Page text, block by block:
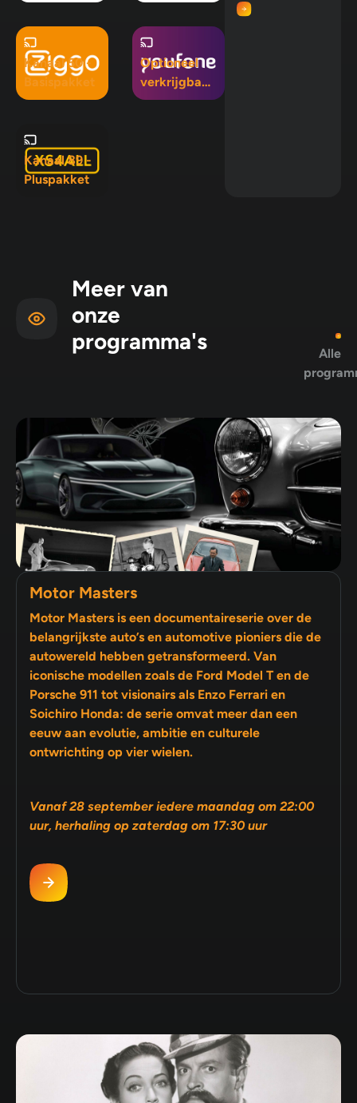
Maximaal
pakket
Kanaal 50 -
Basispakket
Optioneel
verkrijgbaar
in Mix 5, Mix
Kanaal 89 -
Pluspakket
Meer van
onze
programma's
Alle
Motor Masters
Motor Masters is een documentaireserie over de
belangrijkste auto’s en automotive pioniers die de
autowereld hebben getransformeerd. Van
iconische modellen zoals de Ford Model T en de
Porsche 911 tot visionairs als Enzo Ferrari en
Soichiro Honda: de serie omvat meer dan een
eeuw aan evolutie, ambitie en culturele
ontwrichting op vier wielen.
Vanaf 28 september iedere maandag om 22:00
uur, herhaling op zaterdag om 17:30 uur